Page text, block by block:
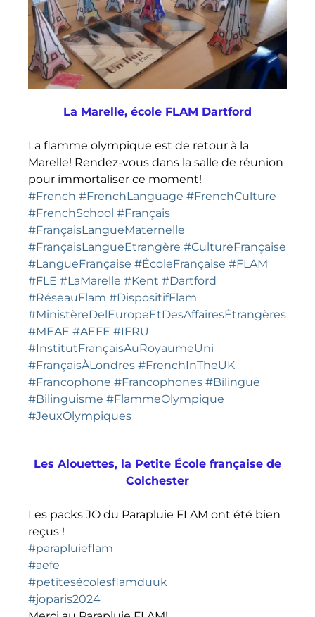
La Marelle, école FLAM Dartford
La flamme olympique est de retour à la
Marelle! Rendez-vous dans la salle de réunion
pour immortaliser ce moment!
#French #FrenchLanguage #FrenchCulture
#FrenchSchool #Français
#FrançaisLangueMaternelle
#FrançaisLangueEtrangère #CultureFrançaise
#LangueFrançaise #ÉcoleFrançaise #FLAM
#FLE #LaMarelle #Kent #Dartford
#RéseauFlam #DispositifFlam
#MinistèreDelEuropeEtDesAffairesÉtrangères
#MEAE #AEFE #IFRU
#InstitutFrançaisAuRoyaumeUni
#FrançaisÀLondres #FrenchInTheUK
#Francophone #Francophones #Bilingue
#Bilinguisme #FlammeOlympique
#JeuxOlympiques
Les Alouettes, la Petite École française de
Colchester
Les packs JO du Parapluie FLAM ont été bien
reçus !
#parapluieflam
#aefe
#petitesécolesflamduuk
#joparis2024